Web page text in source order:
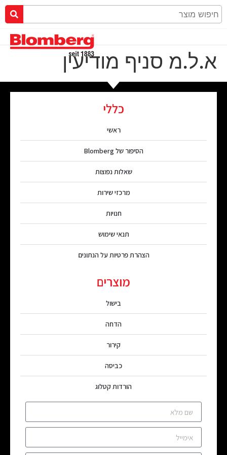
א.ל.מ סניף מודיעין
כללי
ראשי
הסיפור של Blomberg
שאלות נפוצות
מרכזי שירות
חנויות
תנאי שימוש
הצהרת פרטיות על הנתונים
מוצרים
בישול
הדחה
קירור
כביסה
הורדות קטלוג